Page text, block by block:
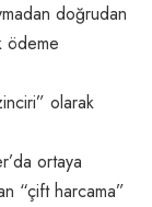
doğrudan
ödeme
olarak
ortaya
“çift harcama”